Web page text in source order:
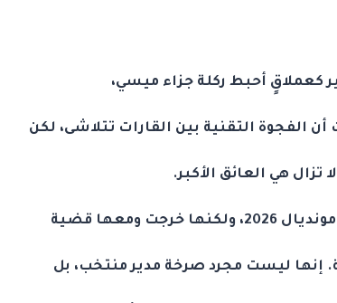
كعملاقٍ أحبط ركلة جزاء ميسي،
الفجوة التقنية بين القارات تتلاشى، لكن
تزال هي العائق الأكبر.
ومعها قضية
إنها ليست مجرد صرخة مدير منتخب، بل